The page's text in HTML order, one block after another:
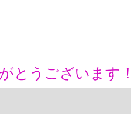
とうございます！